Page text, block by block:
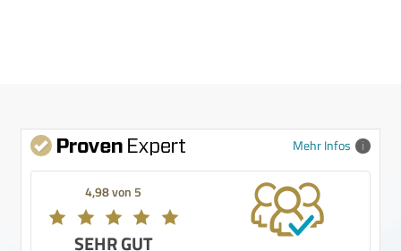
Mehr Infos
4,98 von 5
SEHR GUT